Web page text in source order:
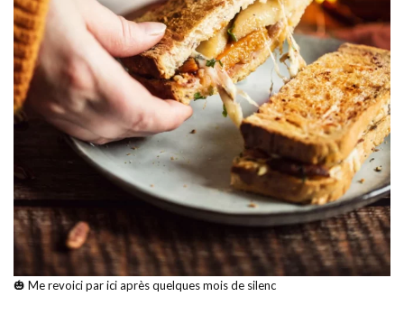
🎃 Me revoici par ici après quelques mois de silenc